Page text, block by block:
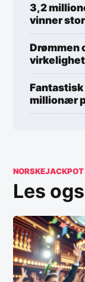
3,2
vinner
Drømmen
millionær
NORSKEJACKPOT
Les